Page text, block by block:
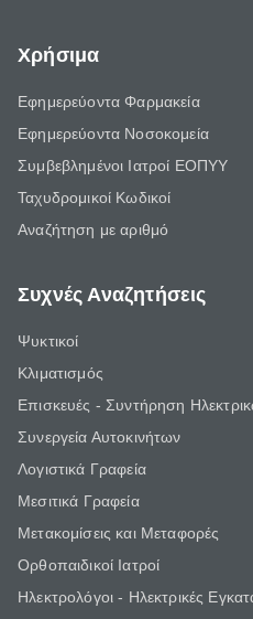
Χρήσιμα
Εφημερεύοντα Φαρμακεία
Εφημερεύοντα Νοσοκομεία
Συμβεβλημένοι Ιατροί ΕΟΠΥΥ
Ταχυδρομικοί Κωδικοί
Αναζήτηση με αριθμό
Συχνές Αναζητήσεις
Ψυκτικοί
Κλιματισμός
Επισκευές - Συντήρηση
Συνεργεία Αυτοκινήτων
Λογιστικά Γραφεία
Μεσιτικά Γραφεία
Μετακομίσεις και Μεταφορές
Ορθοπαιδικοί Ιατροί
Ηλεκτρολόγοι - Ηλεκτρικές